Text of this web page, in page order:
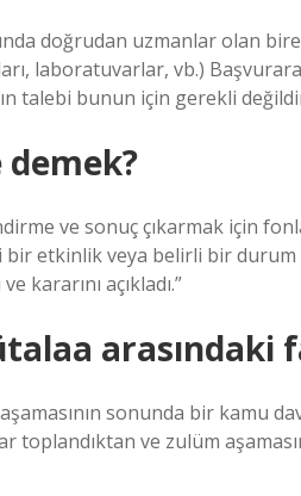
doğrudan uzmanlar olan
laboratuvarlar, vb.)
talebi bunun için gerekli
ve sonuç çıkarmak için
etkinlik veya belirli bir durum
kararını açıkladı.”
arasındaki
sonunda bir kamu
toplandıktan ve zulüm